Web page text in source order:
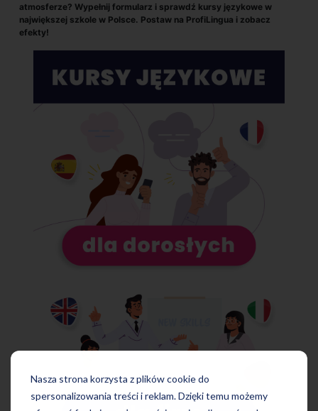
Nasza strona korzysta z plików cookie do
spersonalizowania treści i reklam. Dzięki temu możemy
atmosferze? Wypełnij formularz i sprawdź kursy językowe w
największej szkole w Polsce. Postaw na ProfiLingua i zobacz
efekty!